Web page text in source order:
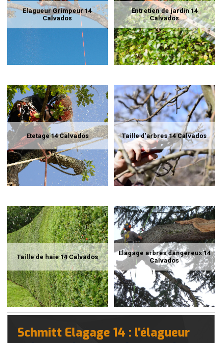
Elagueur Grimpeur 14
Calvados
Entretien de jardin 14
Calvados
Etetage 14 Calvados Taille d'arbres 14 Calvados
Taille de haie 14 Calvados
Elagage arbres dangereux 14
Calvados
Schmitt Elagage 14 : l'élagueur